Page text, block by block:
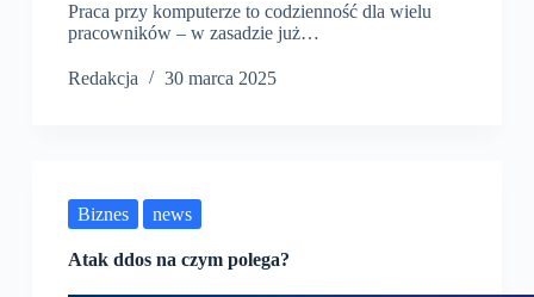
Praca przy komputerze to codzienność dla wielu
pracowników – w zasadzie już…
Redakcja 30 marca 2025
Biznes news
Atak ddos na czym polega?